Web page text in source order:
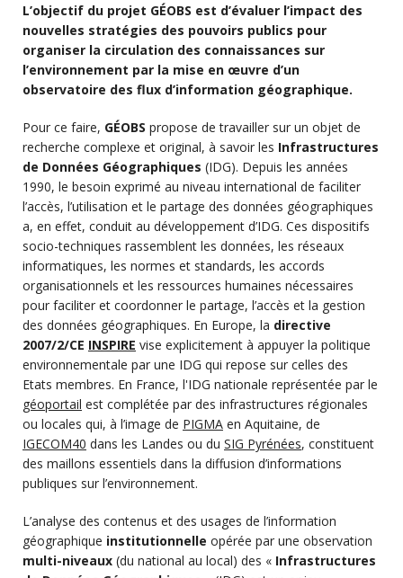
L’objectif du projet GÉOBS est d’évaluer l’impact des
nouvelles stratégies des pouvoirs publics pour
organiser la circulation des connaissances sur
l’environnement par la mise en œuvre d’un
observatoire des flux d’information géographique.
Pour ce faire, GÉOBS propose de travailler sur un objet de
recherche complexe et original, à savoir les Infrastructures
de Données Géographiques (IDG). Depuis les années
1990, le besoin exprimé au niveau international de faciliter
l’accès, l’utilisation et le partage des données géographiques
a, en effet, conduit au développement d’IDG. Ces dispositifs
socio-techniques rassemblent les données, les réseaux
informatiques, les normes et standards, les accords
organisationnels et les ressources humaines nécessaires
pour faciliter et coordonner le partage, l’accès et la gestion
des données géographiques. En Europe, la directive
2007/2/CE INSPIRE vise explicitement à appuyer la politique
environnementale par une IDG qui repose sur celles des
Etats membres. En France, l'IDG nationale représentée par le
géoportail est complétée par des infrastructures régionales
ou locales qui, à l’image de PIGMA en Aquitaine, de
IGECOM40 dans les Landes ou du SIG Pyrénées, constituent
des maillons essentiels dans la diffusion d’informations
publiques sur l’environnement.
L’analyse des contenus et des usages de l’information
géographique institutionnelle opérée par une observation
multi-niveaux (du national au local) des « Infrastructures